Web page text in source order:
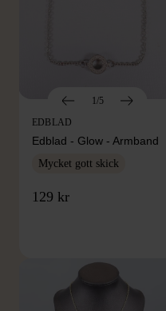
1/5
EDBLAD
Edblad - Glow - Armband
Mycket gott skick
129 kr